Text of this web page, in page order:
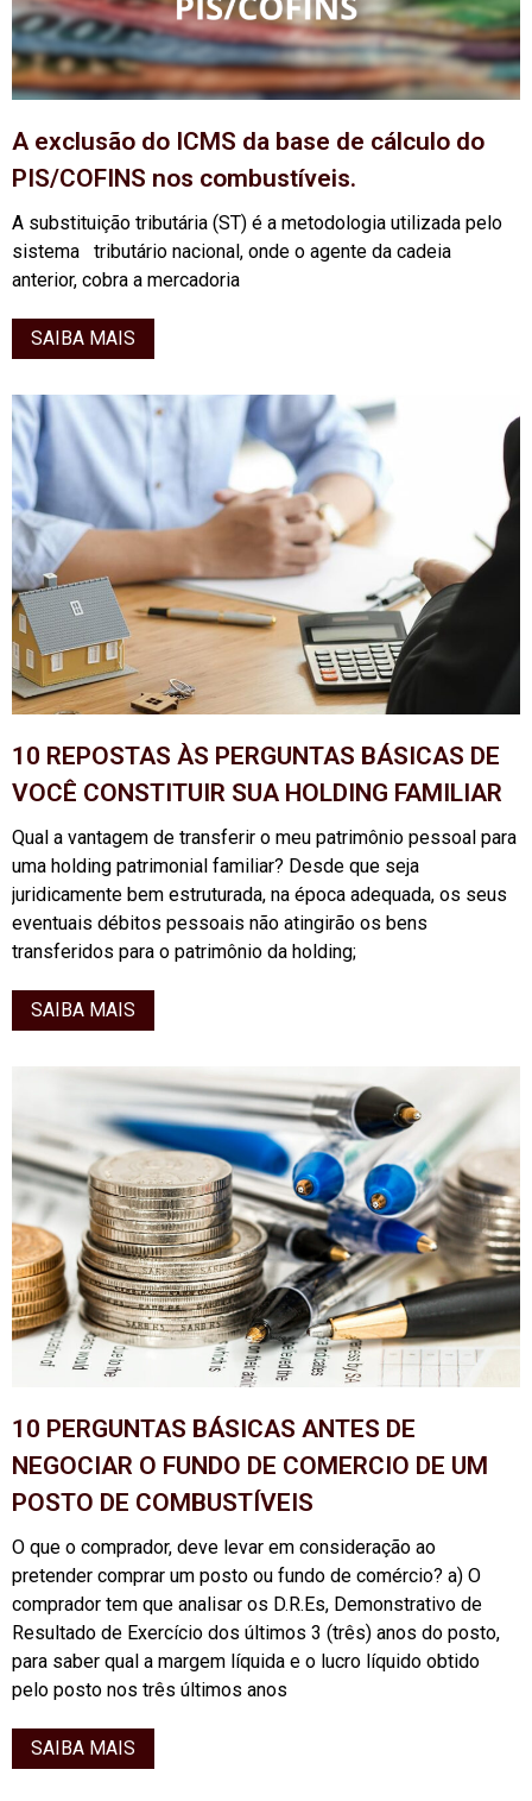
A exclusão do ICMS da base de cálculo do
PIS/COFINS nos combustíveis.
A substituição tributária (ST) é a metodologia utilizada pelo
sistema tributário nacional, onde o agente da cadeia
anterior, cobra a mercadoria
SAIBA MAIS
10 REPOSTAS ÀS PERGUNTAS BÁSICAS DE
VOCÊ CONSTITUIR SUA HOLDING FAMILIAR
Qual a vantagem de transferir o meu patrimônio pessoal para
uma holding patrimonial familiar? Desde que seja
juridicamente bem estruturada, na época adequada, os seus
eventuais débitos pessoais não atingirão os bens
transferidos para o patrimônio da holding;
SAIBA MAIS
10 PERGUNTAS BÁSICAS ANTES DE
NEGOCIAR O FUNDO DE COMERCIO DE UM
POSTO DE COMBUSTÍVEIS
O que o comprador, deve levar em consideração ao
pretender comprar um posto ou fundo de comércio? a) O
comprador tem que analisar os D.R.Es, Demonstrativo de
Resultado de Exercício dos últimos 3 (três) anos do posto,
para saber qual a margem líquida e o lucro líquido obtido
pelo posto nos três últimos anos
SAIBA MAIS